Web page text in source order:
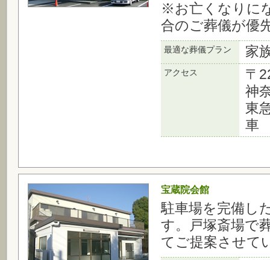
※お亡くなりに
合のご葬儀が優
最適な葬儀プラン 家
アクセス
〒
神
東
車
宝蔵院会館
駐車場を完備し
す。戸塚斎場で
てご提案させて